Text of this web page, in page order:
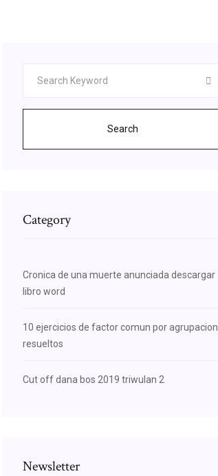
Search
Category
Cronica de una muerte anunciada descargar
libro word
10 ejercicios de factor comun por agrupacion
resueltos
Cut off dana bos 2019 triwulan 2
Newsletter